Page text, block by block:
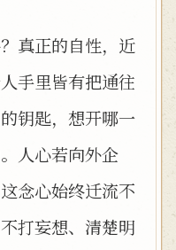
真正的自性，近
手里皆有把通往
钥匙，想开哪一
人心若向外企
念心始终迁流不
打妄想、清楚明